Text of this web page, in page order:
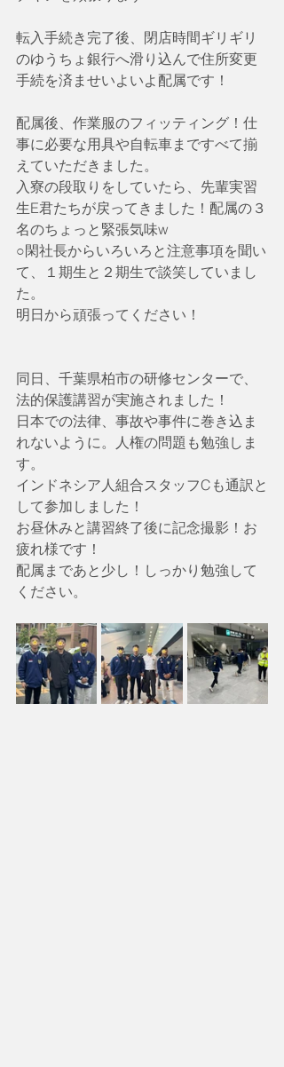
転入手続き完了後、閉店時間ギリギリ
のゆうちょ銀行へ滑り込んで住所変更
手続を済ませいよいよ配属です！
配属後、作業服のフィッティング！仕
事に必要な用具や自転車まですべて揃
えていただきました。
入寮の段取りをしていたら、先輩実習
生E君たちが戻ってきました！配属の３
名のちょっと緊張気味w
○閑社長からいろいろと注意事項を聞い
て、１期生と２期生で談笑していまし
た。
明日から頑張ってください！
同日、千葉県柏市の研修センターで、
法的保護講習が実施されました！
日本での法律、事故や事件に巻き込ま
れないように。人権の問題も勉強しま
す。
インドネシア人組合スタッフCも通訳と
して参加しました！
お昼休みと講習終了後に記念撮影！お
疲れ様です！
配属まであと少し！しっかり勉強して
ください。